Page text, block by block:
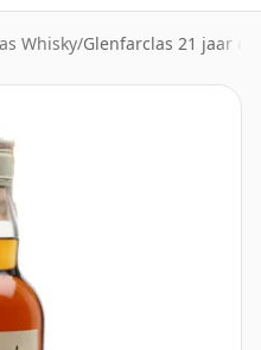
Whisky/Glenfarclas 21 jaar